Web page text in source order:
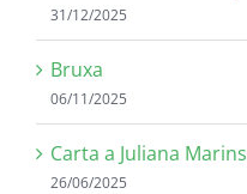
31/12/2025
Bruxa
06/11/2025
Carta a Juliana Marins
26/06/2025